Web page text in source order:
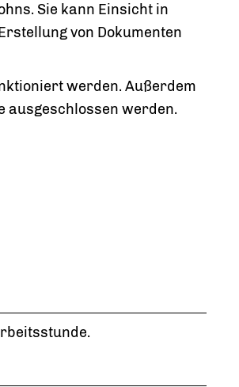
Sie kann Einsicht in
von Dokumenten
werden. Außerdem
ausgeschlossen werden.